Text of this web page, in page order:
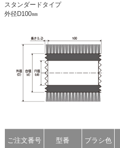
スタンダードタイプ
外径D100㎜
ご注文番号 型番 ブラシ色